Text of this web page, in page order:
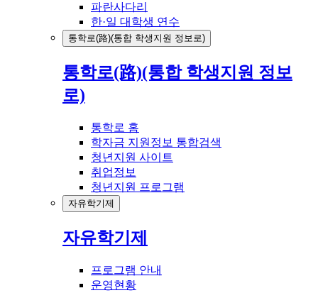
파란사다리
한·일 대학생 연수
통학로(路)(통합 학생지원 정보로)
통학로(路)(통합 학생지원 정보
로)
통학로 홈
학자금 지원정보 통합검색
청년지원 사이트
취업정보
청년지원 프로그램
자유학기제
자유학기제
프로그램 안내
운영현황